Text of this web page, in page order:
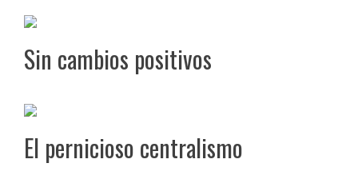
Sin cambios positivos
El pernicioso centralismo